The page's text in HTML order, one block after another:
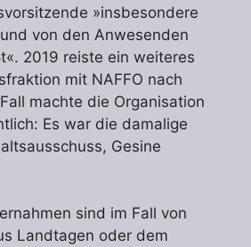
»insbesondere
von den Anwesenden
2019 reiste ein weiteres
mit NAFFO nach
machte die Organisation
Es war die damalige
Gesine
sind im Fall von
Landtagen oder dem